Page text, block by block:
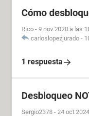
Cómo
Rico - 9 nov 2020 a las
carloslopezjurado -
1 respuesta
Desbloqueo
Sergio2378 - 24 oct